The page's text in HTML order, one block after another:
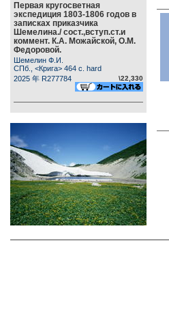
Первая кругосветная
экспедиция 1803-1806 годов в
записках приказчика
Шемелина./ сост.,вступ.ст.и
коммент. К.А. Можайской, О.М.
Федоровой.
Шемелин Ф.И.
СПб., <Крига> 464 c. hard
2025 年 R277784
\22,330